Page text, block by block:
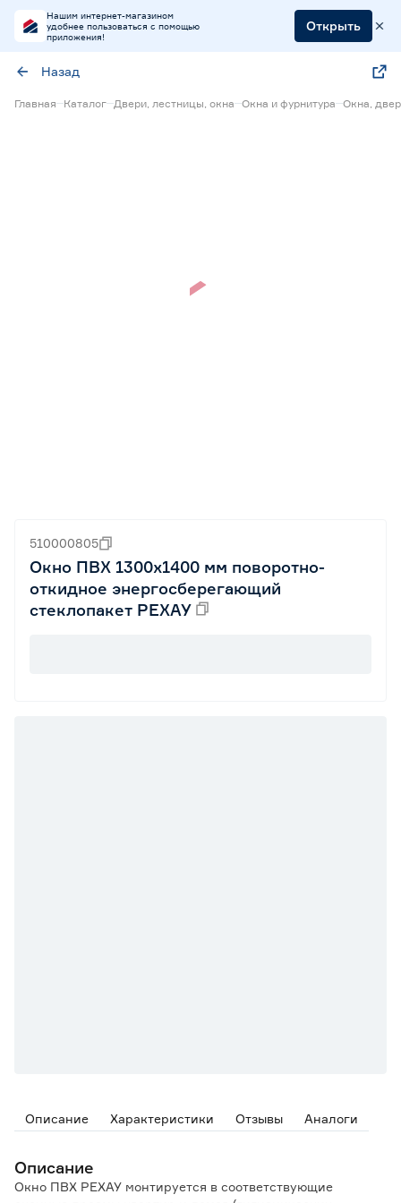
Нашим интернет-магазином
удобнее пользоваться с помощью
приложения!
Открыть
Назад
Главная Каталог Двери, лестницы, окна Окна и фурнитура Окна,
510000805
Окно ПВХ 1300x1400 мм поворотно-
откидное энергосберегающий
стеклопакет РЕХАУ
Описание Характеристики Отзывы Аналоги
Описание
Окно ПВХ РЕХАУ монтируется в соответствующие